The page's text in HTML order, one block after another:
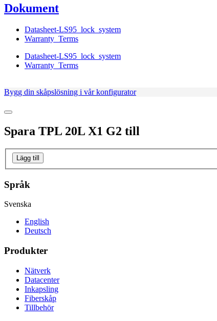
Dokument
Datasheet-LS95_lock_system
Warranty_Terms
Datasheet-LS95_lock_system
Warranty_Terms
Bygg din skåpslösning i vår konfigurator
Spara TPL 20L X1 G2 till
Lägg till
Språk
Svenska
English
Deutsch
Produkter
Nätverk
Datacenter
Inkapsling
Fiberskåp
Tillbehör